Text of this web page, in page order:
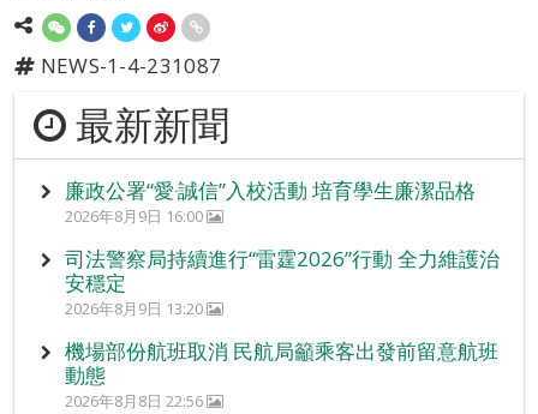
NEWS-1-4-231087
最新新聞
廉政公署“愛‧誠信”入校活動 培育學生廉潔品格
2026年8月9日 16:00
司法警察局持續進行“雷霆2026”行動 全力維護治
安穩定
2026年8月9日 13:20
機場部份航班取消 民航局籲乘客出發前留意航班
動態
2026年8月8日 22:56